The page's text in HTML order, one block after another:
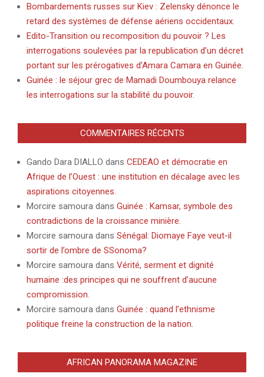
Bombardements russes sur Kiev : Zelensky dénonce le
retard des systèmes de défense aériens occidentaux.
Edito-Transition ou recomposition du pouvoir ? Les
interrogations soulevées par la republication d’un décret
portant sur les prérogatives d’Amara Camara en Guinée.
Guinée : le séjour grec de Mamadi Doumbouya relance
les interrogations sur la stabilité du pouvoir.
COMMENTAIRES RÉCENTS
Gando Dara DIALLO dans CEDEAO et démocratie en
Afrique de l’Ouest : une institution en décalage avec les
aspirations citoyennes.
Morcire samoura dans Guinée : Kamsar, symbole des
contradictions de la croissance minière.
Morcire samoura dans Sénégal: Diomaye Faye veut-il
sortir de l’ombre de SSonoma?
Morcire samoura dans Vérité, serment et dignité
humaine :des principes qui ne souffrent d’aucune
compromission.
Morcire samoura dans Guinée : quand l’ethnisme
politique freine la construction de la nation.
AFRICAN PANORAMA MAGAZINE